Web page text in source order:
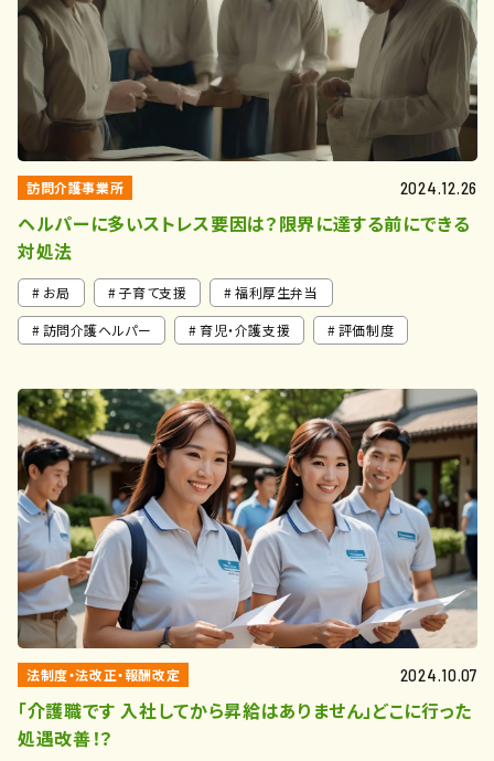
訪問介護事業所 2024.12.26
ヘルパーに多いストレス要因は？限界に達する前にできる
対処法
お局 子育て支援
福利厚生弁当
訪問介護ヘルパー
育児・介護支援 評価制度
法制度・法改正・報酬改定 2024.10.07
「介護職です 入社してから昇給はありません」どこに行った
処遇改善！？